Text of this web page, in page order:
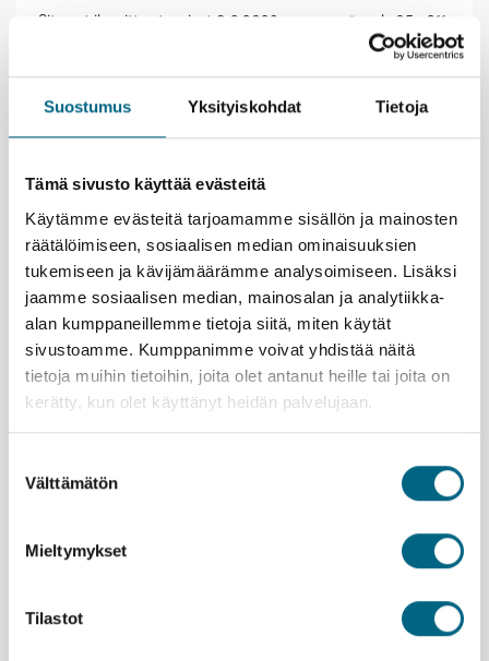
Suostumus Yksityiskohdat Tietoja
Tämä sivusto käyttää evästeitä
Käytämme evästeitä tarjoamamme sisällön ja mainosten
räätälöimiseen, sosiaalisen median ominaisuuksien
tukemiseen ja kävijämäärämme analysoimiseen. Lisäksi
jaamme sosiaalisen median, mainosalan ja analytiikka-
alan kumppaneillemme tietoja siitä, miten käytät
sivustoamme. Kumppanimme voivat yhdistää näitä
tietoja muihin tietoihin, joita olet antanut heille tai joita on
kerätty, kun olet käyttänyt heidän palvelujaan.
valinta
Välttämätön
Mieltymykset
Tilastot
Sitovat ilmoittautumiset 9.6.2023 mennessä puh 05—211
Ilmoittautumisen yhteydessä tulee ilmoittaa osallistujan
nimi, syntymäaika ja passin tai henkilökortin numero.
Mahdollinen erikoisruokavalio tulee mainita
Ikäraja vierailulle on 18-vuotta.
Lämpimästi tervetuloa!
Varausohje
Voit tarkastella matkan kokonaishintaa ennen
matkustajatietojen täyttämistä, kun valitset ensin
matkustajamäärän ja siirryt suoraan majoituksen ja
lisäpalveluiden valintaan.